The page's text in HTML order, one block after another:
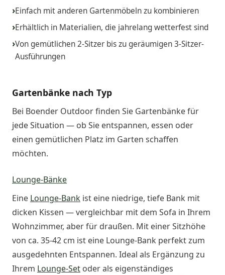
Einfach mit anderen Gartenmöbeln zu kombinieren
Erhältlich in Materialien, die jahrelang wetterfest sind
Von gemütlichen 2-Sitzer bis zu geräumigen 3-Sitzer-
Ausführungen
Gartenbänke nach Typ
Bei Boender Outdoor finden Sie Gartenbänke für
jede Situation — ob Sie entspannen, essen oder
einen gemütlichen Platz im Garten schaffen
möchten.
Lounge-Bänke
Eine Lounge-Bank ist eine niedrige, tiefe Bank mit
dicken Kissen — vergleichbar mit dem Sofa in Ihrem
Wohnzimmer, aber für draußen. Mit einer Sitzhöhe
von ca. 35-42 cm ist eine Lounge-Bank perfekt zum
ausgedehnten Entspannen. Ideal als Ergänzung zu
Ihrem Lounge-Set oder als eigenständiges